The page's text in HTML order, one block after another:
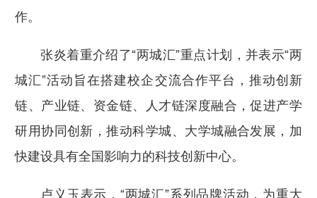
作。
张炎着重介绍了“两城汇”重点计划，并表示“两
城汇”活动旨在搭建校企交流合作平台，推动创新
链、产业链、资金链、人才链深度融合，促进产学
研用协同创新，推动科学城、大学城融合发展，加
快建设具有全国影响力的科技创新中心。
卢义玉表示，“两城汇”系列品牌活动，为重大